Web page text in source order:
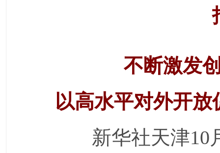
不断激发
以高水平对外开
新华社天津10